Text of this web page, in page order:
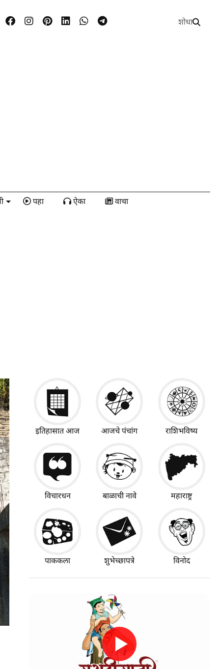
शोधा
पहा ऐका वाचा
इतिहासात आज आजचे पंचांग राशिभविष्य
विचारधन बाळाची नावे महाराष्ट्र
पाककला शुभेच्छापत्रे विनोद